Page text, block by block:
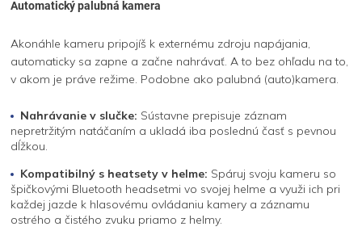
Automatický palubná kamera
Akonáhle kameru pripojíš k externému zdroju napájania,
automaticky sa zapne a začne nahrávať. A to bez ohľadu na to,
v akom je práve režime. Podobne ako palubná (auto)kamera.
Nahrávanie v slučke: Sústavne prepisuje záznam
nepretržitým natáčaním a ukladá iba poslednú časť s pevnou
dĺžkou.
Kompatibilný s heatsety v helme: Spáruj svoju kameru so
špičkovými Bluetooth headsetmi vo svojej helme a využi ich pri
každej jazde k hlasovému ovládaniu kamery a záznamu
ostrého a čistého zvuku priamo z helmy.